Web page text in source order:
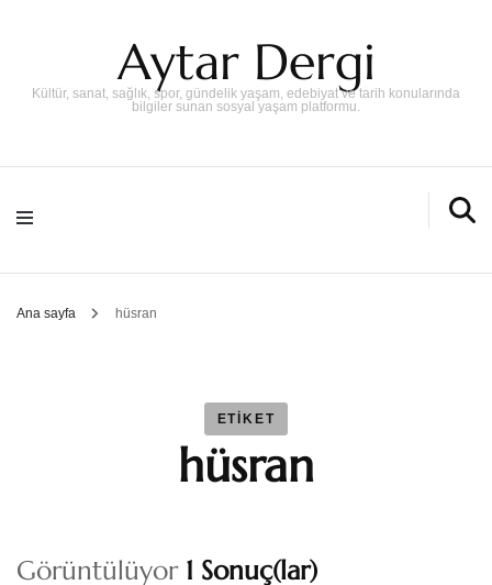
Aytar Dergi
Kültür, sanat, sağlık, spor, gündelik yaşam, edebiyat ve tarih konularında
bilgiler sunan sosyal yaşam platformu.
Ana sayfa hüsran
ETIKET
hüsran
Görüntülüyor 1 Sonuç(lar)